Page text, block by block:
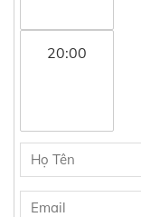
20:00